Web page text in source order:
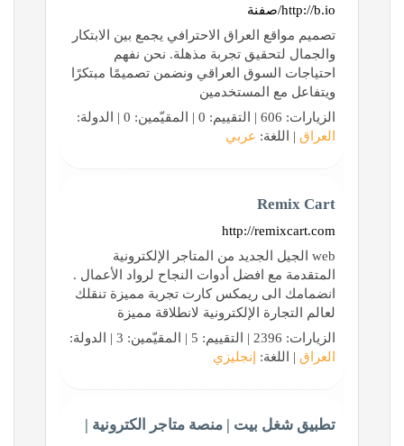
http://b.io/صفنة
تصميم مواقع العراق الاحترافي يجمع بين الابتكار
والجمال لتحقيق تجربة مذهلة. نحن نفهم
احتياجات السوق العراقي ونضمن تصميمًا مبتكرًا
ويتفاعل مع المستخدمين
الزيارات: 606 | التقييم: 0 | المقيّمين: 0 | الدولة:
العراق | اللغة: عربي
Remix Cart
http://remixcart.com
web الجيل الجديد من المتاجر الإلكترونية
المتقدمة مع افضل أدوات النجاح لرواد الأعمال .
انضمامك الى ريمكس كارت تجربة مميزة تنقلك
لعالم التجارة الإلكترونية لانطلاقة مميزة
الزيارات: 2396 | التقييم: 5 | المقيّمين: 3 | الدولة:
العراق | اللغة: إنجليزي
تطبيق شغل بيت | منصة متاجر الكترونية |